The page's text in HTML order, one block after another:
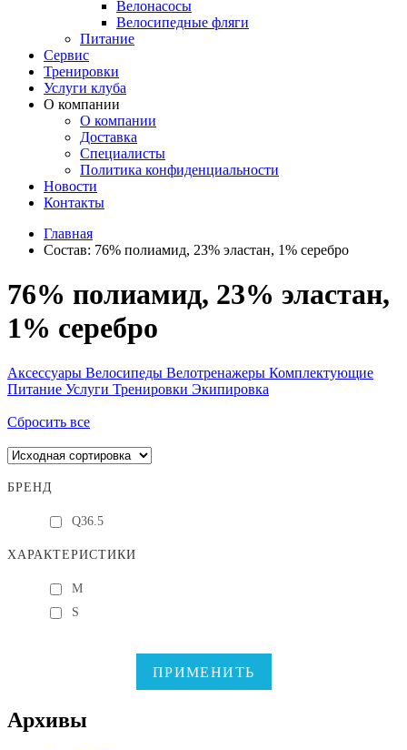
Велонасосы
Велосипедные фляги
Питание
Сервис
Тренировки
Услуги клуба
О компании
О компании
Доставка
Специалисты
Политика конфиденциальности
Новости
Контакты
Главная
Состав: 76% полиамид, 23% эластан, 1% серебро
76% полиамид, 23% эластан,
1% серебро
Аксессуары Велосипеды Велотренажеры Комплектующие
Питание Услуги Тренировки Экипировка
Сбросить все
БРЕНД
Q36.5
ХАРАКТЕРИСТИКИ
M
S
ПРИМЕНИТЬ
Архивы